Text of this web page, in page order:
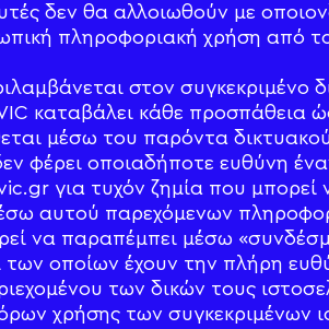
δεν θα αλλοιωθούν με
πληροφοριακή χρήση από
στον συγκεκριμένο
καταβάλει κάθε προσπάθεια
μέσω του παρόντα
φέρει οποιαδήποτε ευθύνη
για τυχόν ζημία που
αυτού παρεχόμενων
να παραπέμπει μέσω
των οποίων έχουν την πλήρη
των δικών τους
χρήσης των συγκεκριμένων